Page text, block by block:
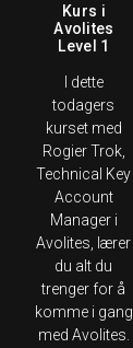
Kurs i
Avolites
Level 1
I dette
todagers
kurset med
Rogier Trok,
Technical Key
Account
Manager i
Avolites, lærer
du alt du
trenger for å
komme i gang
med Avolites.